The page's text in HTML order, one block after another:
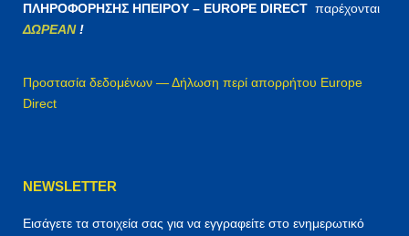
ΠΛΗΡΟΦΟΡΗΣΗΣ ΗΠΕΙΡΟΥ – EUROPE DIRECT παρέχονται
ΔΩΡΕΑΝ!
Προστασία δεδομένων — Δήλωση περί απορρήτου Europe
Direct
NEWSLETTER
Εισάγετε τα στοιχεία σας για να εγγραφείτε στο ενημερωτικό